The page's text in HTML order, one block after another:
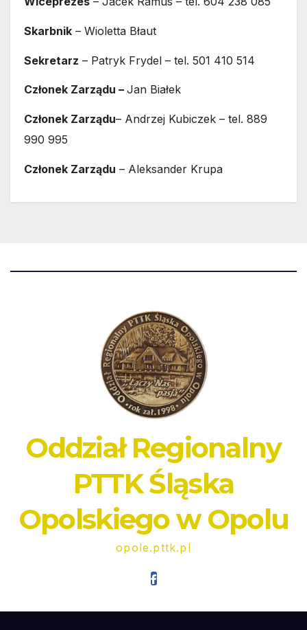
Skarbnik – Wioletta Błaut
Sekretarz – Patryk Frydel – tel. 501 410 514
Członek Zarządu – Jan Białek
Członek Zarządu– Andrzej Kubiczek – tel. 889
990 995
Członek Zarządu – Aleksander Krupa
Oddział Regionalny
PTTK Śląska
Opolskiego w Opolu
opole.pttk.pl